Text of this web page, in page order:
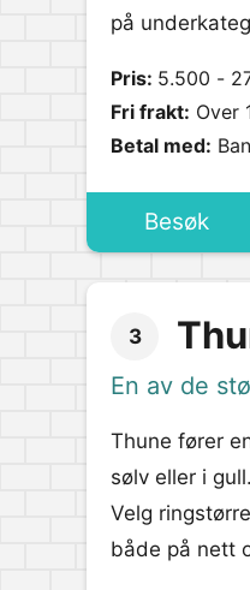
på
Pris: 5.500 -
Fri frakt: Over
Betal med:
Besøk
3
En av de
Thune fører
sølv eller i
Velg
både på nett